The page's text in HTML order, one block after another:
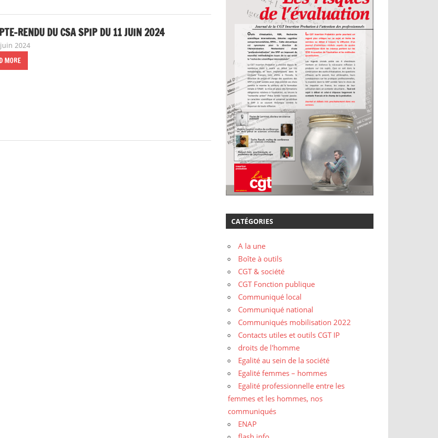
RENDU DU CSA SPIP DU 11 JUIN 2024
2024 Instances nationales de dialogue social
MORE
CATÉGORIES
A la une
Boîte à outils
CGT & société
CGT Fonction publique
Communiqué local
Communiqué national
Communiqués mobilisation 2022
Contacts utiles et outils CGT IP
droits de l'homme
Egalité au sein de la société
Egalité femmes – hommes
Egalité professionnelle entre les
femmes et les hommes, nos
communiqués
ENAP